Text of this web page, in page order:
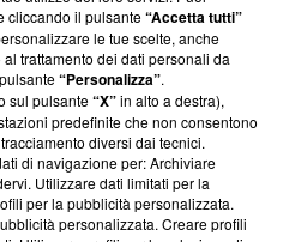
effettuato una verifica di
cliccando il pulsante“Accetta tutti”
le tue scelte, anche
trattamento dei dati personali da
“Personalizza”.
sul pulsante“X”in alto a destra),
predefinite che non consentono
diversi dai tecnici.
di navigazione per: Archiviare
Utilizzare dati limitati per la
per la pubblicità personalizzata.
personalizzata. Creare profili